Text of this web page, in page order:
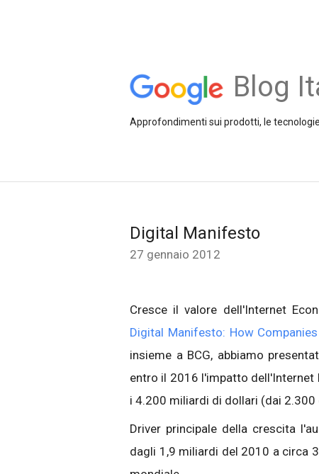
Blog
Approfondimenti sui prodotti, le
Digital Manifesto
27 gennaio 2012
Cresce il valore dell'Internet
Digital Manifesto: How
insieme a BCG, abbiamo
entro il 2016 l'impatto dell'Internet
i 4.200 miliardi di dollari (dai 2.300
Driver principale della crescita
dagli 1,9 miliardi del 2010 a circa